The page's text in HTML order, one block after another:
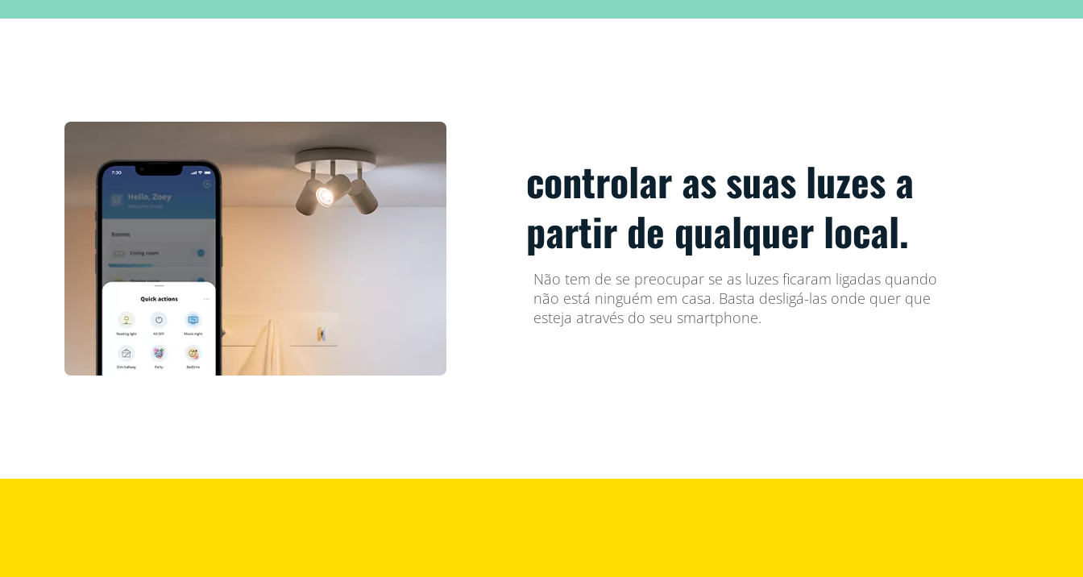
controlar as suas luzes a
partir de qualquer local.
Não tem de se preocupar se as luzes ficaram ligadas quando
não está ninguém em casa. Basta desligá-las onde quer que
esteja através do seu smartphone.